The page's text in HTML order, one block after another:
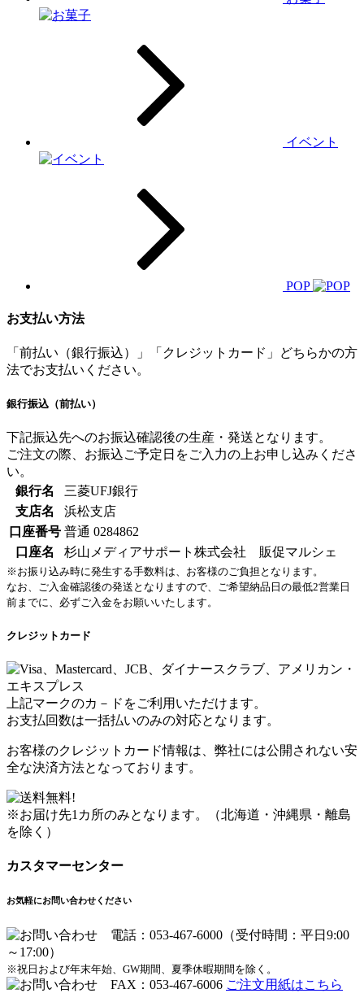
イベント
POP
お支払い方法
「前払い（銀行振込）」「クレジットカード」どちらかの方
法でお支払いください。
銀行振込（前払い）
下記振込先へのお振込確認後の生産・発送となります。
ご注文の際、お振込ご予定日をご入力の上お申し込みくださ
い。
銀行名
三菱UFJ銀行
支店名
浜松支店
口座番号 普通 0284862
口座名
杉山メディアサポート株式会社 販促マルシェ
※お振り込み時に発生する手数料は、お客様のご負担となります。
なお、ご入金確認後の発送となりますので、ご希望納品日の最低2営業日
前までに、必ずご入金をお願いいたします。
クレジットカード
上記マークのカ－ドをご利用いただけます。
お支払回数は一括払いのみの対応となります。
お客様のクレジットカード情報は、弊社には公開されない安
全な決済方法となっております。
※お届け先1カ所のみとなります。（北海道・沖縄県・離島
を除く）
カスタマーセンター
お気軽にお問い合わせください
※祝日および年末年始、GW期間、夏季休暇期間を除く。
ご注文用紙はこちら